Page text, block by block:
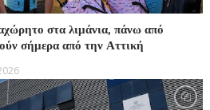
στα λιμάνια, πάνω από
σήμερα από την Αττική